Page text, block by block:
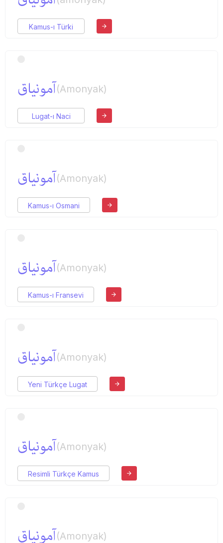
Kamus-ı Türki
آمونیاق(Amonyak)
Lugat-ı Naci
آمونیاق(Amonyak)
Kamus-ı Osmani
آمونیاق(Amonyak)
Kamus-ı Fransevi
آمونیاق(Amonyak)
Yeni Türkçe Lugat
آمونیاق(Amonyak)
Resimli Türkçe Kamus
آمونیاق(Amonyak)